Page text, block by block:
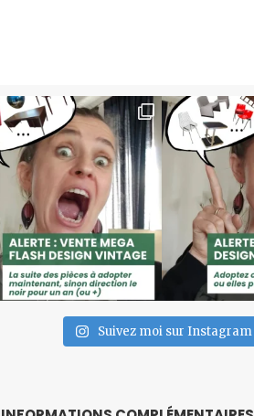
Suivez moi sur Instagram